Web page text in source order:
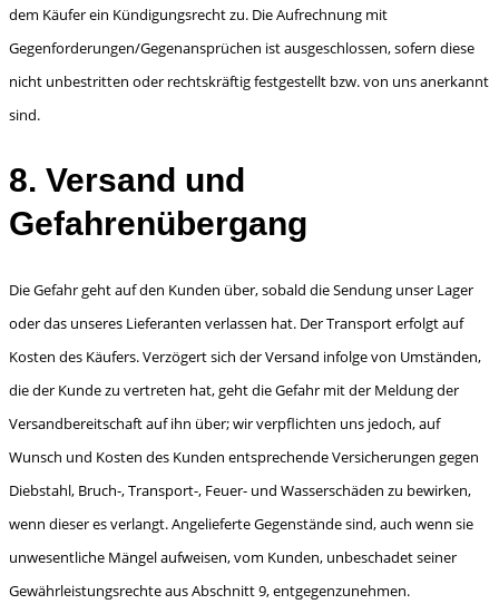
dem Käufer ein Kündigungsrecht zu. Die Aufrechnung mit
Gegenforderungen/Gegenansprüchen ist ausgeschlossen, sofern diese
nicht unbestritten oder rechtskräftig festgestellt bzw. von uns anerkannt
sind.
8. Versand und
Gefahrenübergang
Die Gefahr geht auf den Kunden über, sobald die Sendung unser Lager
oder das unseres Liefe­ranten verlassen hat. Der Transport erfolgt auf
Kosten des Käufers. Verzögert sich der Versand infolge von Umständen,
die der Kunde zu vertreten hat, geht die Gefahr mit der Meldung der
Versandbereitschaft auf ihn über; wir verpflichten uns jedoch, auf
Wunsch und Kosten des Kunden entsprechende Versicherungen gegen
Diebstahl, Bruch-, Transport-, Feuer- und Wasserschäden zu bewirken,
wenn dieser es verlangt. Angelieferte Gegenstände sind, auch wenn sie
unwesentli­che Mängel aufweisen, vom Kunden, unbeschadet seiner
Gewährleistungsrechte aus Abschnitt 9, entgegenzunehmen.